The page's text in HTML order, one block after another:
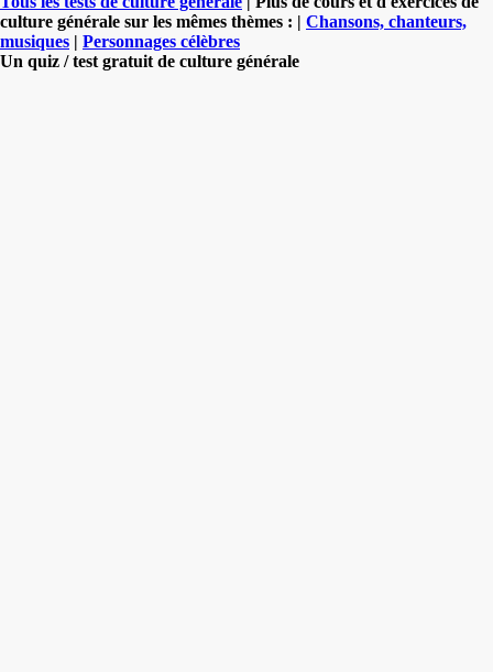
culture générale sur les mêmes thèmes : | Chansons, chanteurs,
musiques | Personnages célèbres
Un quiz / test gratuit de culture générale